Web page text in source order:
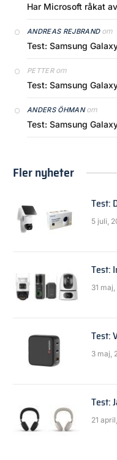
Har Microsoft råkat
ANDREAS REJBRANDom
Test: Samsung
PETTERom
Test: Samsung
ANDERS ÖHMANom
Test: Samsung
Fler nyheter
Test:
5 juli,
Test:
31
Test:
3 maj,
Test:
21